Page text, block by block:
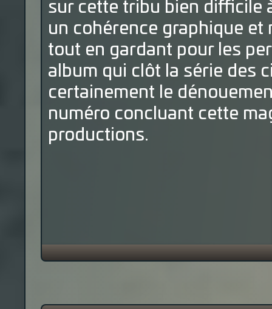
sur cette tribu bien difficile
un cohérence graphique
tout en gardant pour les
album qui clôt la série des
certainement le
numéro concluant cette
productions.